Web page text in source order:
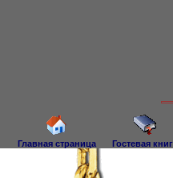
Главная страница Гостевая